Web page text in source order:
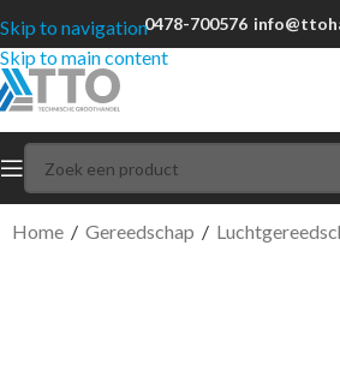
Skip to navigation
Skip to main content
0478-700576
Home / Gereedschap /